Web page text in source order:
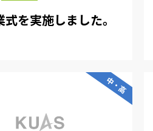
を実施しました。
中・高